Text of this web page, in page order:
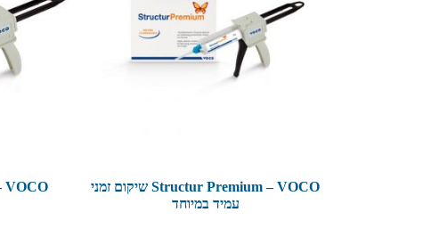
Structur Premium – VOCO שיקום זמני
עמיד במיוחד